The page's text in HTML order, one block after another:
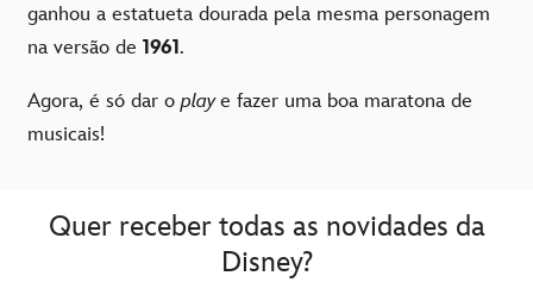
ganhou a estatueta dourada pela mesma personagem
na versão de 1961.
Agora, é só dar oplaye fazer uma boa maratona de
musicais!
Quer receber todas as novidades da
Disney?